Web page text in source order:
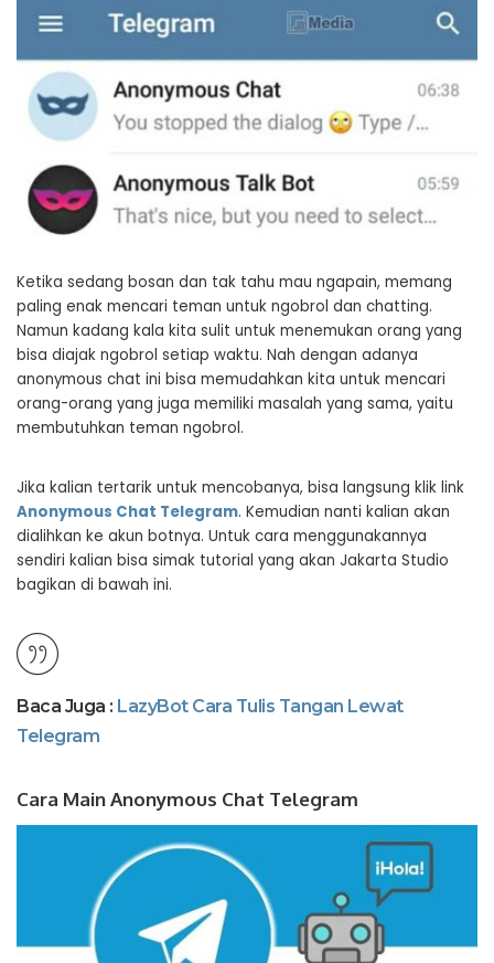
Ketika sedang bosan dan tak tahu mau ngapain, memang
paling enak mencari teman untuk ngobrol dan chatting.
Namun kadang kala kita sulit untuk menemukan orang yang
bisa diajak ngobrol setiap waktu. Nah dengan adanya
anonymous chat ini bisa memudahkan kita untuk mencari
orang-orang yang juga memiliki masalah yang sama, yaitu
membutuhkan teman ngobrol.
Jika kalian tertarik untuk mencobanya, bisa langsung klik link
Anonymous Chat Telegram. Kemudian nanti kalian akan
dialihkan ke akun botnya. Untuk cara menggunakannya
sendiri kalian bisa simak tutorial yang akan Jakarta Studio
bagikan di bawah ini.
Baca Juga : LazyBot Cara Tulis Tangan Lewat
Telegram
Cara Main Anonymous Chat Telegram